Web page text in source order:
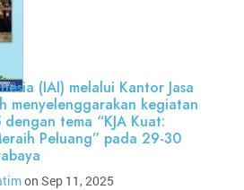
(IAI) melalui Kantor Jasa
menyelenggarakan kegiatan
tema “KJA Kuat:
Peluang” pada 29-30
on Sep 11, 2025